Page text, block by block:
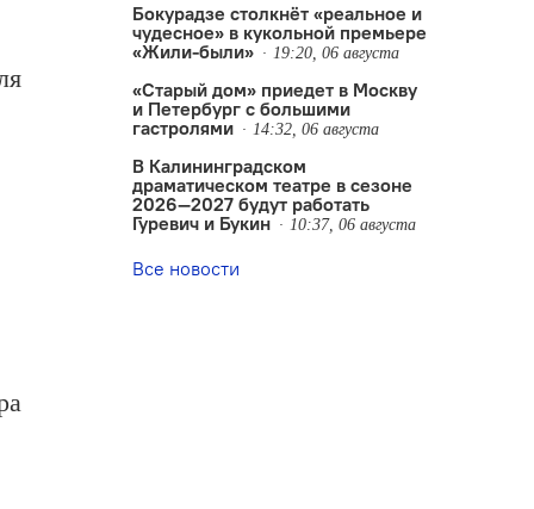
Бокурадзе столкнëт «реальное и
чудесное» в кукольной премьере
«Жили-были»
19:20, 06 августа
«Старый дом» приедет в Москву
и Петербург с большими
гастролями
14:32, 06 августа
В Калининградском
драматическом театре в сезоне
2026—2027 будут работать
Гуревич и Букин
10:37, 06 августа
Все новости